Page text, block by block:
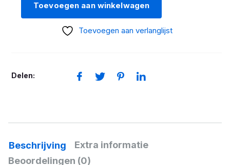
Toevoegen aan winkelwagen
Toevoegen aan verlanglijst
Delen:
Beschrijving
Extra informatie
Beoordelingen (0)